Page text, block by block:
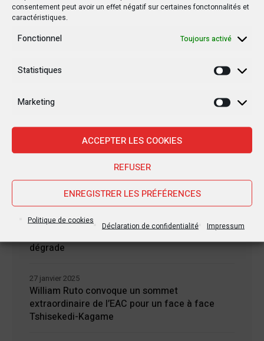
consentement peut avoir un effet négatif sur certaines fonctonnalités et
caractéristiques.
Fonctionnel Toujours activé
Statistiques
Marketing
ACCEPTER LES COOKIES
REFUSER
ENREGISTRER LES PRÉFÉRENCES
Politique de cookies
Déclaration de confidentialité Impressum
Nouvelles Récentes
Jean-Noël Barrot, chef de la diplomatie
française en RDC : une visite sous haute
30 janvier 2025
Goma sous le feu : la situation humanitaire se
dégrade
28 janvier 2025
William Ruto convoque un sommet
extraordinaire de l’EAC pour un face à face
Tshisekedi-Kagame
27 janvier 2025